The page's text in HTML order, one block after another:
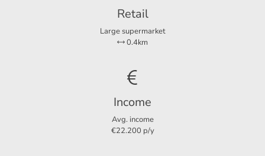
10 m²
Retail
Large supermarket
0.4km
Income
Avg. income
€22.200 p/y